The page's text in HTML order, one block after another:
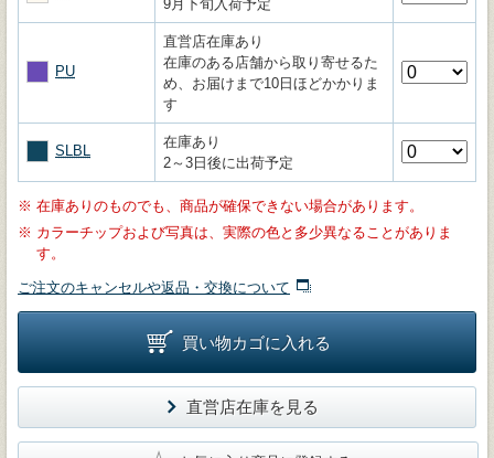
9月下旬入荷予定
PU
直営店在庫あり
在庫のある店舗から取り寄せるた
め、お届けまで10日ほどかかりま
す
SLBL
在庫あり
2～3日後に出荷予定
※ 在庫ありのものでも、商品が確保できない場合があります。
※ カラーチップおよび写真は、実際の色と多少異なることがありま
す。
ご注文のキャンセルや返品・交換について
買い物カゴに入れる
直営店在庫を見る